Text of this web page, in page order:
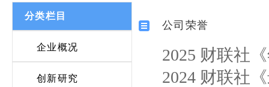
分类栏目
企业概况
创新研究
公司荣誉
2025 财联社
2024 财联社